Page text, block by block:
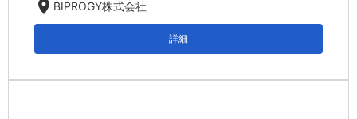
location_on BIPROGY株式会社
詳細